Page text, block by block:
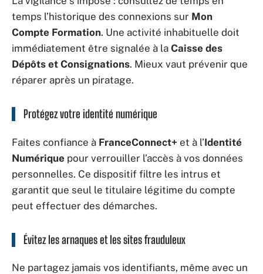
temps l’historique des connexions sur Mon
Compte Formation. Une activité inhabituelle doit
immédiatement être signalée à la Caisse des
Dépôts et Consignations. Mieux vaut prévenir que
réparer après un piratage.
Protégez votre identité numérique
Faites confiance à FranceConnect+ et à l’Identité
Numérique pour verrouiller l’accès à vos données
personnelles. Ce dispositif filtre les intrus et
garantit que seul le titulaire légitime du compte
peut effectuer des démarches.
Évitez les arnaques et les sites frauduleux
Ne partagez jamais vos identifiants, même avec un